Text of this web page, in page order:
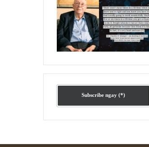
Ấn phẩm cũ Kỳ 78 đến 80